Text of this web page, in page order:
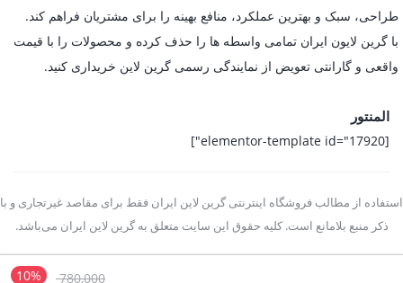
10% 780,000قیمت
طراحی، سبک و بهترین عملکرد، منافع بهینه را برای مشتریان فراهم کند.
با گرین لایون ایران تمامی واسطه ها را حذف کرده و محصولات را با قیمت
واقعی و گارانتی تعویض از نمایندگی رسمی گرین لاین خریداری کنید.
المنتور
[elementor-template id="17920"]
استفاده از مطالب فروشگاه اینترنتی گرین لاین ایران فقط برای مقاصد غیرتجاری و با
ذکر منبع بلامانع است. کلیه حقوق این سایت متعلق به گرین لاین ایران می‌باشد.